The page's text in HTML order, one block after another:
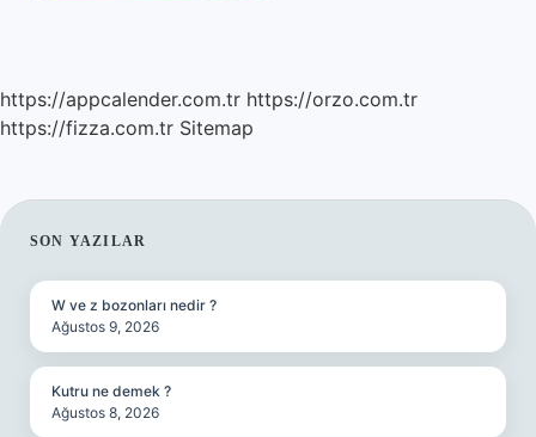
https://appcalender.com.tr https://orzo.com.tr
https://fizza.com.tr Sitemap
SIDEBAR
SON YAZILAR
W ve z bozonları nedir ?
Ağustos 9, 2026
Kutru ne demek ?
Ağustos 8, 2026